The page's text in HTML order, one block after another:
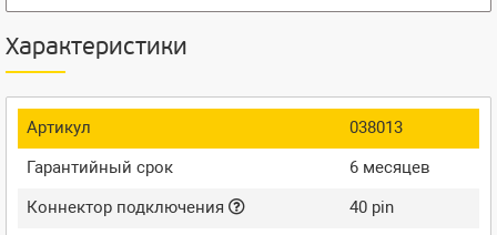
Характеристики
Артикул
038013
Гарантийный срок
6 месяцев
Коннектор подключения
40 pin